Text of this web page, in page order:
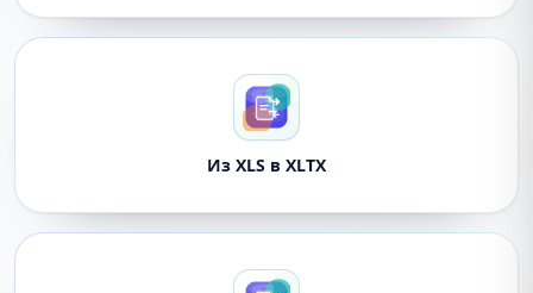
Из XLS в XLTX